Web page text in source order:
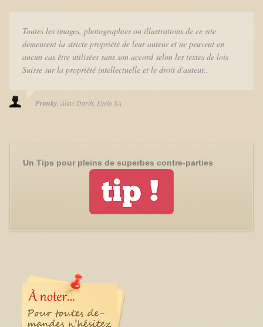
Toutes les images, photographies ou illustrations de ce site
demeurent la stricte propriété de leur auteur et ne peuvent en
aucun cas être utilisées sans son accord selon les textes de lois
Suisse sur la propriété intellectuelle et le droit d'auteur..
Franky Alias Darth Eyelo SA
Un Tips pour pleins de superbes contre-parties